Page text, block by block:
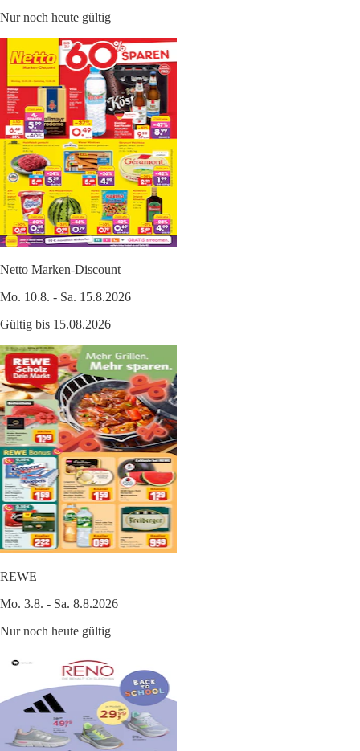
Nur noch heute gültig
Netto Marken-Discount
Mo. 10.8. - Sa. 15.8.2026
Gültig bis 15.08.2026
REWE
Mo. 3.8. - Sa. 8.8.2026
Nur noch heute gültig